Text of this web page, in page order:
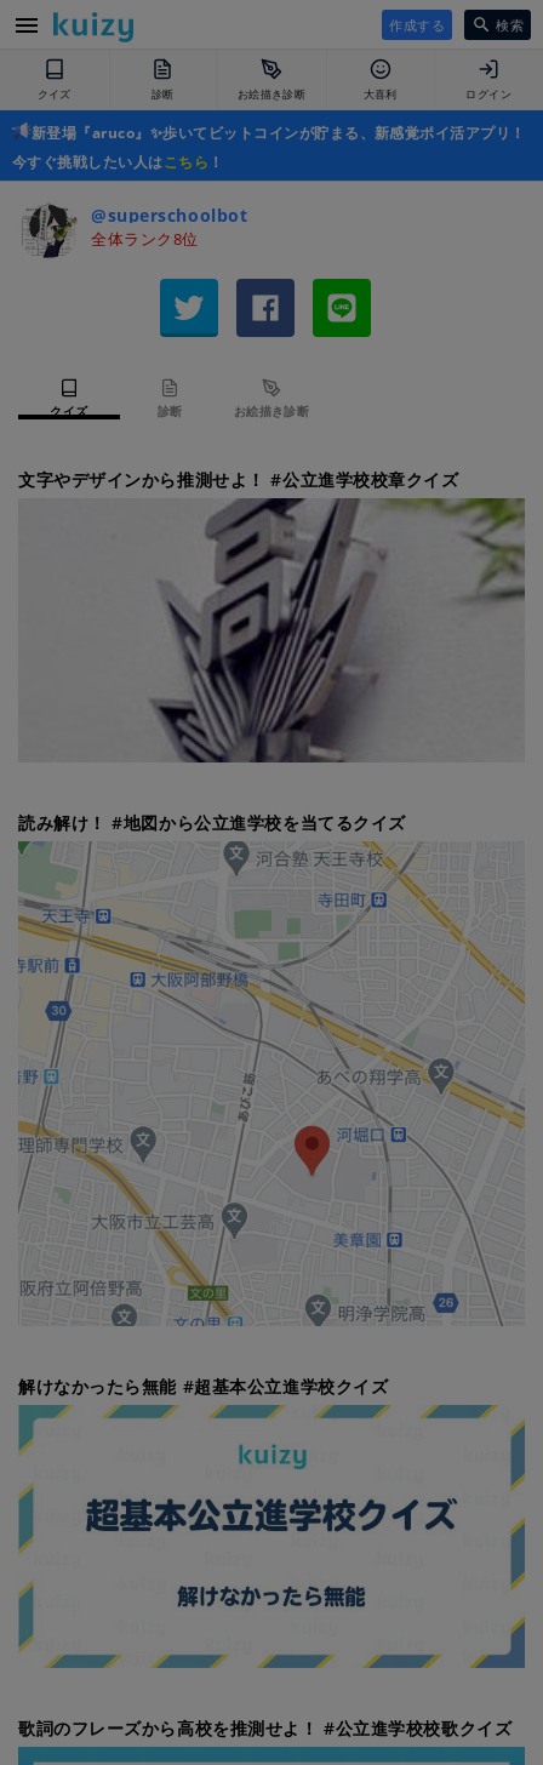
作成する 検索
クイズ 診断 お絵描き診断 大喜利 ログイン
新登場『aruco』✨歩いてビットコインが貯まる、新感覚ポイ活アプリ！
今すぐ挑戦したい人はこちら ！
@superschoolbot
全体ランク8位
クイズ 診断 お絵描き診断
文字やデザインから推測せよ！ #公立進学校校章クイズ
読み解け！ #地図から公立進学校を当てるクイズ
解けなかったら無能 #超基本公立進学校クイズ
歌詞のフレーズから高校を推測せよ！ #公立進学校校歌クイズ